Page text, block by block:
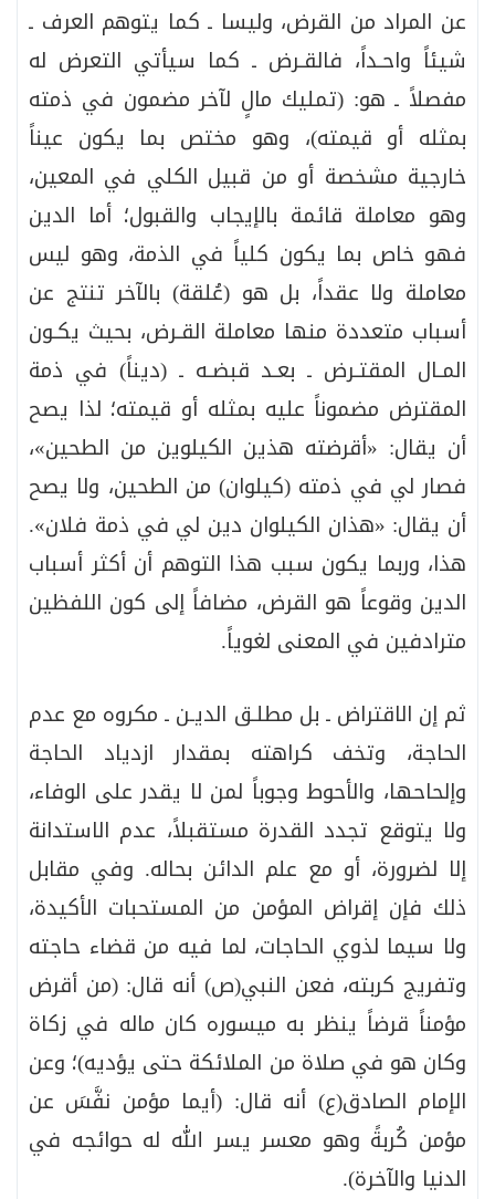
عن المراد من القرض، وليسا ـ كما يتوهم العرف ـ
شيئاً واحـداً، فالقـرض ـ كما سيأتي التعرض له
مفصلاً ـ هو: (تمليك مالٍ لآخر مضمون في ذمته
بمثله أو قيمته)، وهو مختص بما يكون عيناً
خارجية مشخصة أو من قبيل الكلي في المعين،
وهو معاملة قائمة بالإيجاب والقبول؛ أما الدين
فهو خاص بما يكون كلياً في الذمة، وهو ليس
معاملة ولا عقداً، بل هو (عُلقة) بالآخر تنتج عن
أسباب متعددة منها معاملة القـرض، بحيث يكـون
المـال المقتـرض ـ بعـد قبضـه ـ (ديناً) في ذمة
المقترض مضموناً عليه بمثله أو قيمته؛ لذا يصح
أن يقال: «أقرضته هذين الكيلوين من الطحين»،
فصار لي في ذمته (كيلوان) من الطحين، ولا يصح
أن يقال: «هذان الكيلوان دين لي في ذمة فلان».
هذا، وربما يكون سبب هذا التوهم أن أكثر أسباب
الدين وقوعاً هو القرض، مضافاً إلى كون اللفظين
مترادفين في المعنى لغوياً.
ثم إن الاقتراض ـ بل مطلـق الديـن ـ مكروه مع عدم
الحاجة، وتخف كراهته بمقدار ازدياد الحاجة
وإلحاحها، والأحوط وجوباً لمن لا يقدر على الوفاء،
ولا يتوقع تجدد القدرة مستقبلاً، عدم الاستدانة
إلا لضرورة، أو مع علم الدائن بحاله. وفي مقابل
ذلك فإن إقراض المؤمن من المستحبات الأكيدة،
ولا سيما لذوي الحاجات، لما فيه من قضاء حاجته
وتفريج كربته، فعن النبي(ص) أنه قال: (من أقرض
مؤمناً قرضاً ينظر به ميسوره كان ماله في زكاة
وكان هو في صلاة من الملائكة حتى يؤديه)؛ وعن
الإمام الصادق(ع) أنه قال: (أيما مؤمن نفَّسَ عن
مؤمن كُربةً وهو معسر يسر الله له حوائجه في
الدنيا والآخرة).